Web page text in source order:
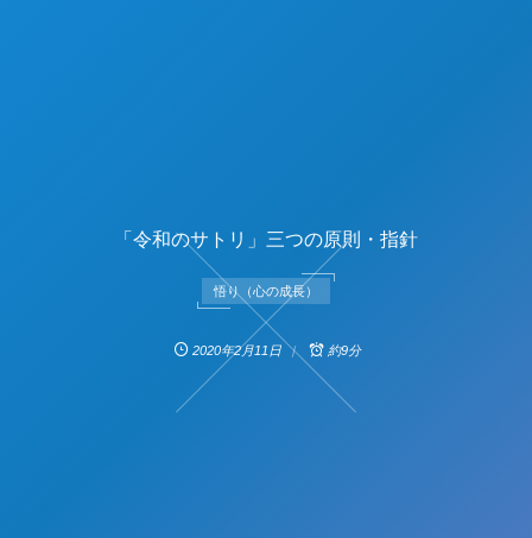
「令和のサトリ」三つの原則・指針
悟り（心の成長）
2020年2月11日 約9分